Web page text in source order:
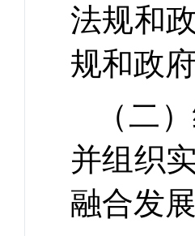
法规和
规和政
（二
并组织
融合发展